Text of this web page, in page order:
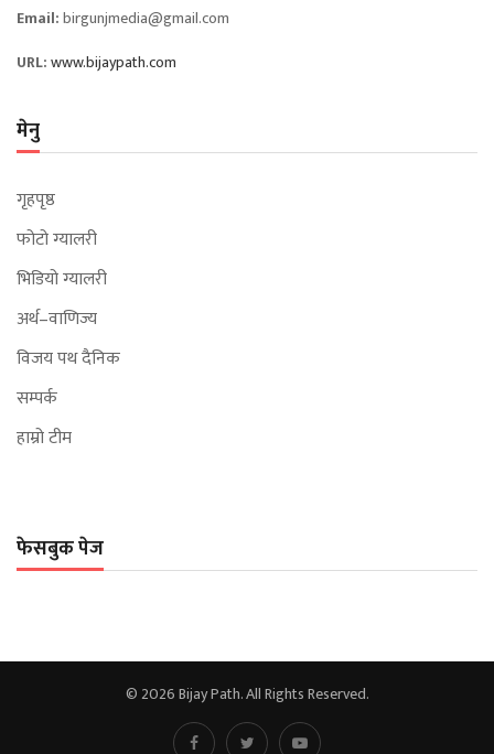
Email:birgunjmedia@gmail.com
URL:www.bijaypath.com
मेनु
गृहपृष्ठ
फोटो ग्यालरी
भिडियो ग्यालरी
अर्थ–वाणिज्य
विजय पथ दैनिक
सम्पर्क
हाम्रो टीम
फेसबुक पेज
© 2026 Bijay Path. All Rights Reserved.